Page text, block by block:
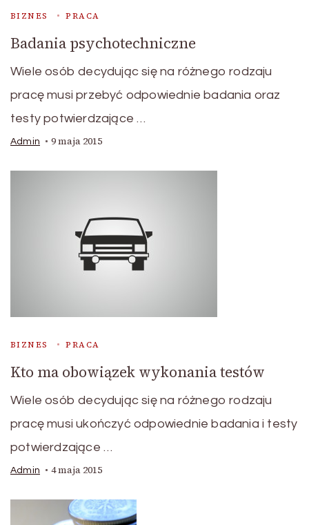
BIZNES PRACA
Badania psychotechniczne
Wiele osób decydując się na różnego rodzaju
pracę musi przebyć odpowiednie badania oraz
testy potwierdzające …
Admin 9 maja 2015
BIZNES PRACA
Kto ma obowiązek wykonania testów
Wiele osób decydując się na różnego rodzaju
pracę musi ukończyć odpowiednie badania i testy
potwierdzające …
Admin 4 maja 2015